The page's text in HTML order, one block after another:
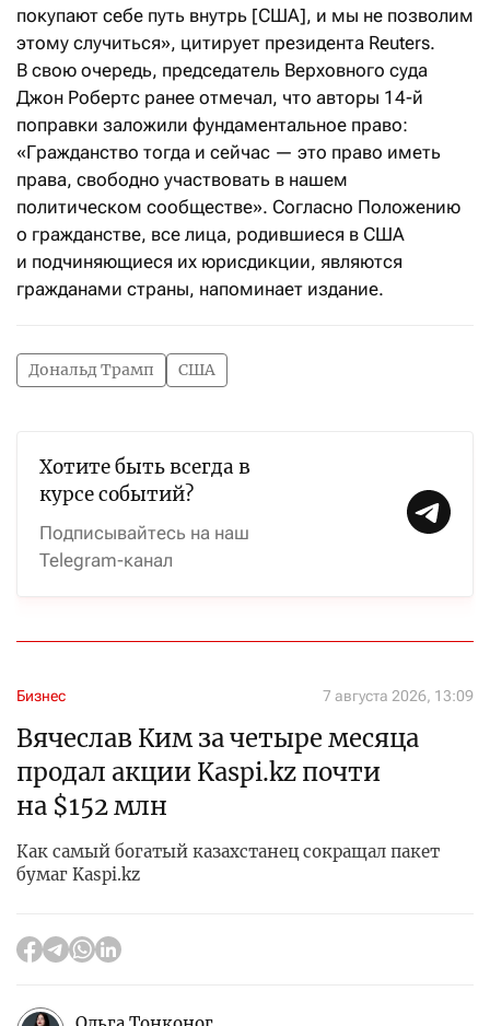
покупают себе путь внутрь [США], и мы не позволим
этому случиться», цитирует президента Reuters.
В свою очередь, председатель Верховного суда
Джон Робертс ранее отмечал, что авторы 14-й
поправки заложили фундаментальное право:
«Гражданство тогда и сейчас — это право иметь
права, свободно участвовать в нашем
политическом сообществе». Согласно Положению
о гражданстве, все лица, родившиеся в США
и подчиняющиеся их юрисдикции, являются
гражданами страны, напоминает издание.
Дональд Трамп США
Хотите быть всегда в
курсе событий?
Подписывайтесь на наш
Telegram-канал
Бизнес 7 августа 2026, 13:09
Вячеслав Ким за четыре месяца
продал акции Kaspi.kz почти
на $152 млн
Как самый богатый казахстанец сокращал пакет
бумаг Kaspi.kz